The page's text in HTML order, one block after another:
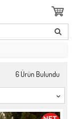
6 Ürün Bulundu